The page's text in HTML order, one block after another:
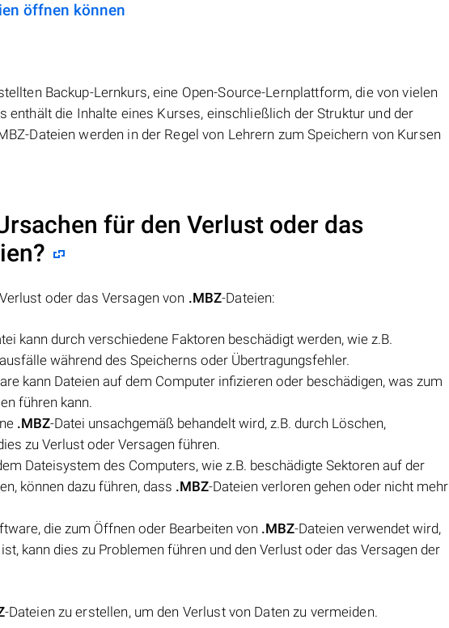
öffnen können
Backup-Lernkurs, eine Open-Source-Lernplattform, die von vielen
enthält die Inhalte eines Kurses, einschließlich der Struktur und der
Dateien werden in der Regel von Lehrern zum Speichern von Kursen
für den Verlust oder das
oder das Versagen von .MBZ-Dateien:
kann durch verschiedene Faktoren beschädigt werden, wie z.B.
während des Speicherns oder Übertragungsfehler.
kann Dateien auf dem Computer infizieren oder beschädigen, was zum
führen kann.
.MBZ-Datei unsachgemäß behandelt wird, z.B. durch Löschen,
zu Verlust oder Versagen führen.
Dateisystem des Computers, wie z.B. beschädigte Sektoren auf der
können dazu führen, dass .MBZ-Dateien verloren gehen oder nicht mehr
die zum Öffnen oder Bearbeiten von .MBZ-Dateien verwendet wird,
kann dies zu Problemen führen und den Verlust oder das Versagen der
-Dateien zu erstellen, um den Verlust von Daten zu vermeiden.